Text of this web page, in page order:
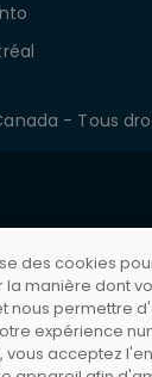
- Tous
des cookies
la manière dont
nous permettre
expérience
vous acceptez